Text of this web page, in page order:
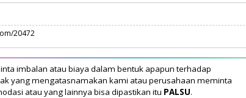
20472
imbalan atau biaya dalam bentuk apapun terhadap
yang mengatasnamakan kami atau perusahaan meminta
atau yang lainnya bisa dipastikan itu PALSU.